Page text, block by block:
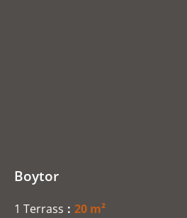
Boytor
1 Terrass
20 m²